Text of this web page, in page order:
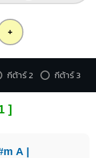
+
กีต้าร์ 2 กีต้าร์ 3
]
A |